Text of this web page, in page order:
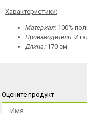
Характеристики:
Материал: 100%
Производитель:
Длина: 170 см
Оцените продукт